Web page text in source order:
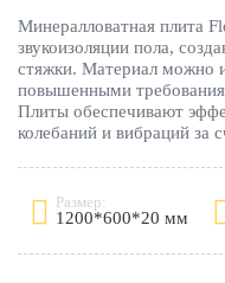
Минералловатная плита
звукоизоляции пола,
стяжки. Материал можно
повышенными
Плиты обеспечивают
колебаний и вибраций за
Размер:
1200*600*20 мм